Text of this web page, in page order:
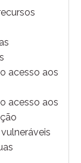
acesso aos
acesso aos